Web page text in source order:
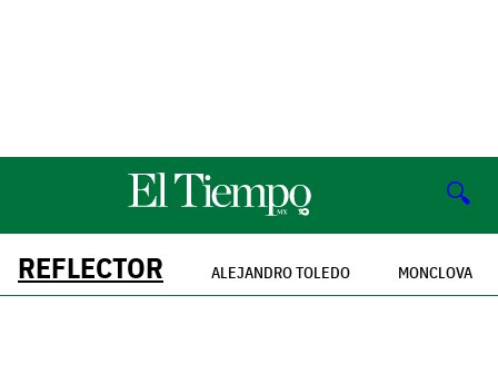
🔍
REFLECTOR ALEJANDRO TOLEDO MONCLOVA